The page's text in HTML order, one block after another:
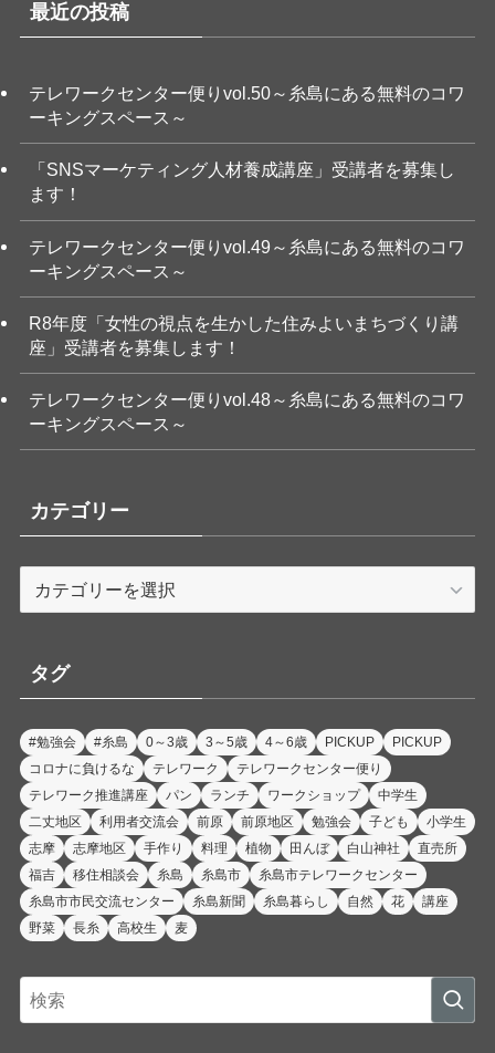
最近の投稿
テレワークセンター便りvol.50～糸島にある無料のコワ
ーキングスペース～
「SNSマーケティング人材養成講座」受講者を募集し
ます！
テレワークセンター便りvol.49～糸島にある無料のコワ
ーキングスペース～
R8年度「女性の視点を生かした住みよいまちづくり講
座」受講者を募集します！
テレワークセンター便りvol.48～糸島にある無料のコワ
ーキングスペース～
カテゴリー
ー
タグ
#勉強会 #糸島 0～3歳 3～5歳 4～6歳 PICKUP
PICKUP
コロナに負けるな
テレワーク
テレワークセンター便り
テレワーク推進講座
パン ランチ ワークショップ
中学生
二丈地区
利用者交流会 前原 前原地区 勉強会 子ども
小学生
志摩
志摩地区 手作り 料理 植物 田んぼ 白山神社
直売所
福吉
移住相談会 糸島 糸島市
糸島市テレワークセンター
糸島市市民交流センター
糸島新聞 糸島暮らし 自然 花
講座
野菜
長糸 高校生 麦